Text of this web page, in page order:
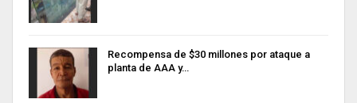
Recompensa de $30 millones por ataque a
planta de AAA y…